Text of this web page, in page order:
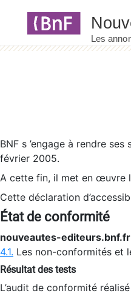
BNF s ’engage à rendre
février 2005.
A cette fin, il met en œuvre
Cette déclaration
État de conformité
nouveautes-editeurs.bnf.fr
4.1. Les non-conformités et
Résultat des tests
L’audit de conformité